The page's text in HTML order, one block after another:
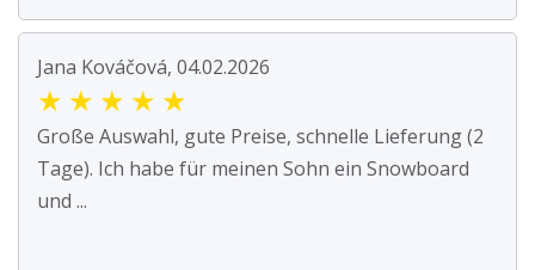
Jana Kováčová, 04.02.2026
★ ★ ★ ★ ★
Große Auswahl, gute Preise, schnelle Lieferung (2
Tage). Ich habe für meinen Sohn ein Snowboard
und ...